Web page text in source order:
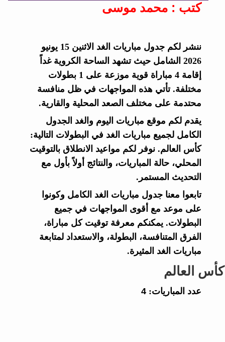
كتب : محمد موسى
ننشر لكم جدول مباريات الغد الاثنين 15 يونيو
2026 الشامل حيث تشهد الساحة الكروية غداً
إقامة 4 مباراة قوية موزعة على 1 بطولات
مختلفة. تأتي هذه المواجهات في ظل منافسة
محتدمة على مختلف الصعد المحلية والقارية.
يقدم لكم موقع مباريات اليوم والغد الجدول
الكامل لجميع مباريات الغد في البطولات التالية:
كأس العالم. نوفر لكم مواعيد الانطلاق بالتوقيت
المحلي، حالة المباريات، والنتائج أولاً بأول مع
التحديث المستمر.
تابعوا معنا جدول مباريات الغد الكامل وكونوا
على موعد مع أقوى المواجهات في جميع
البطولات. يمكنكم معرفة توقيت كل مباراة،
الفرق المتنافسة، البطولة، والاستعداد لمتابعة
مباريات الغد المثيرة.
كأس العالم
عدد المباريات:4